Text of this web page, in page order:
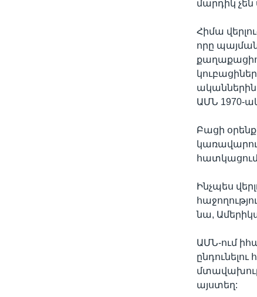
մարդիկ
Հիմա
որը
ԱՄՆ 1970-
Բացի
Ինչպես
նա,
ԱՄՆ-ում
այստեղ: